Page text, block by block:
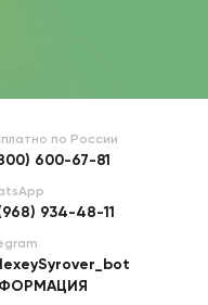
по России
600-67-81
934-48-11